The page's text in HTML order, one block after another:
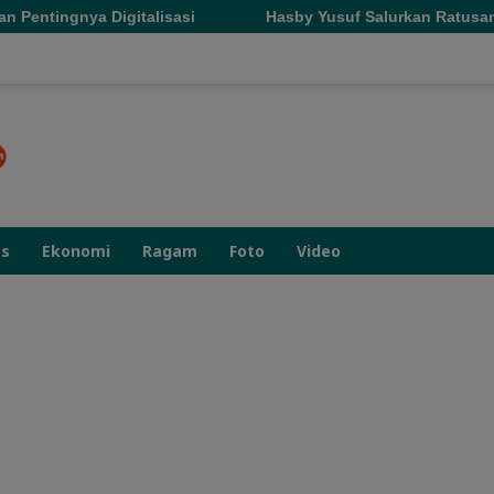
Hasby Yusuf Salurkan Ratusan Paket Makanan di
Ekonomi Ragam Foto Video